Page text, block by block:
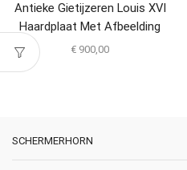
Antieke Gietijzeren Louis XVI
Haardplaat Met Afbeelding
Laatste Koning
€ 900,00
SCHERMERHORN